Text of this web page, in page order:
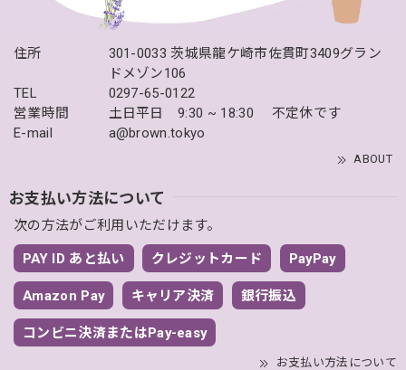
住所
301-0033 茨城県龍ケ崎市佐貫町3409グラン
ドメゾン106
TEL
0297-65-0122
営業時間
土日平日 9:30 ~ 18:30 不定休です
E-mail
a@brown.tokyo
ABOUT
お支払い方法について
次の方法がご利用いただけます。
PAY ID あと払い クレジットカード PayPay
Amazon Pay キャリア決済 銀行振込
コンビニ決済またはPay-easy
お支払い方法について